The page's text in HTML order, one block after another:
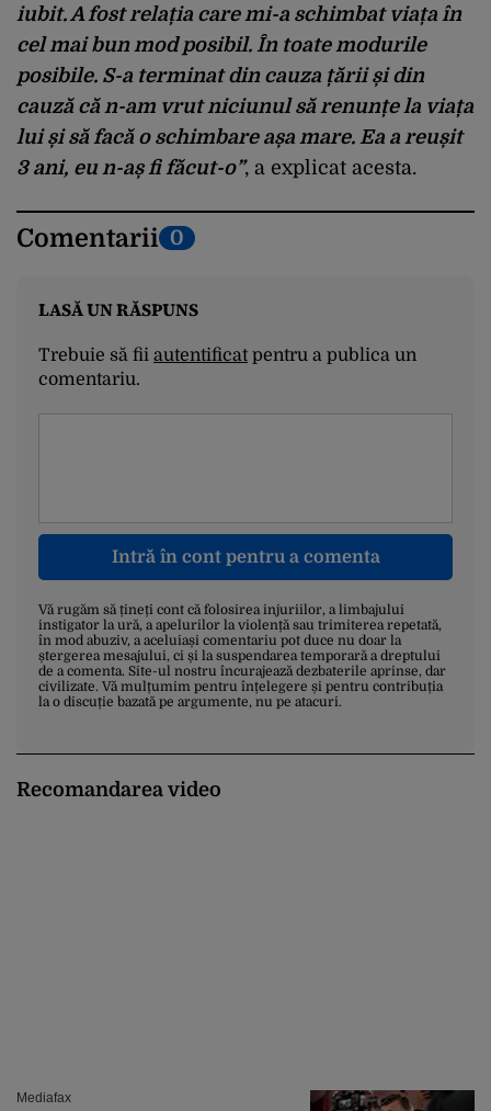
iubit. A fost relația care mi-a schimbat viața în
cel mai bun mod posibil. În toate modurile
posibile. S-a terminat din cauza țării și din
cauză că n-am vrut niciunul să renunțe la viața
lui și să facă o schimbare așa mare. Ea a reușit
3 ani, eu n-aș fi făcut-o”, a explicat acesta.
Comentarii 0
LASĂ UN RĂSPUNS
Trebuie să fii autentificatpentru a publica un
comentariu.
Intră în cont pentru a comenta
Vă rugăm să țineți cont că folosirea injuriilor, a limbajului
instigator la ură, a apelurilor la violență sau trimiterea repetată,
în mod abuziv, a aceluiași comentariu pot duce nu doar la
ștergerea mesajului, ci și la suspendarea temporară a dreptului
de a comenta. Site-ul nostru încurajează dezbaterile aprinse, dar
civilizate. Vă mulțumim pentru înțelegere și pentru contribuția
la o discuție bazată pe argumente, nu pe atacuri.
Recomandarea video
Mediafax